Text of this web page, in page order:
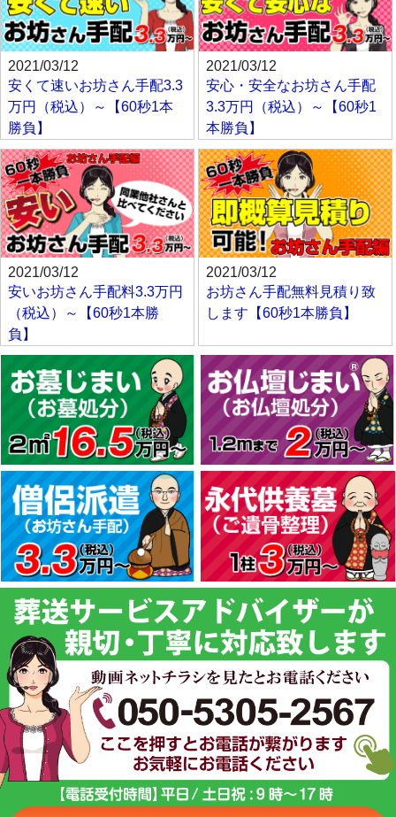
2021/03/12
安くて速いお坊さん手配3.3
万円（税込）～【60秒1本
勝負】
2021/03/12
安心・安全なお坊さん手配
3.3万円（税込）～【60秒1
本勝負】
2021/03/12
安いお坊さん手配料3.3万円
（税込）～【60秒1本勝
負】
2021/03/12
お坊さん手配無料見積り致
します【60秒1本勝負】